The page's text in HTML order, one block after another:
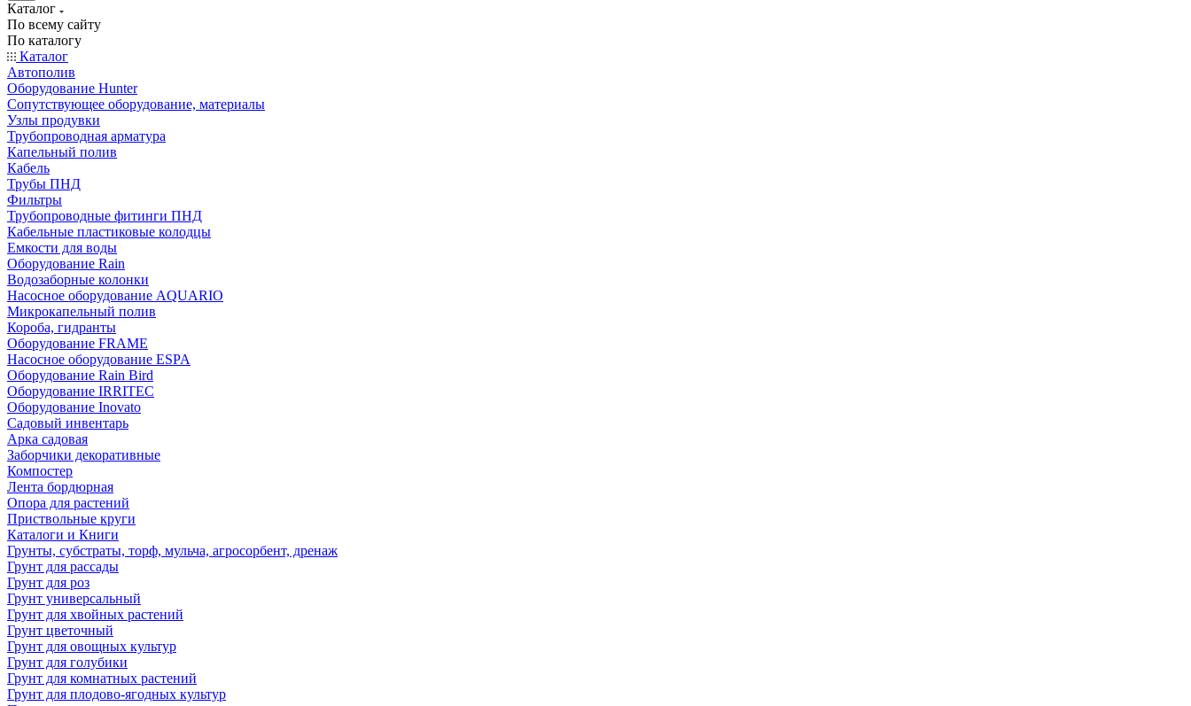
Каталог
По всему сайту
По каталогу
Каталог
Автополив
Оборудование Hunter
Сопутствующее оборудование, материалы
Узлы продувки
Трубопроводная арматура
Капельный полив
Кабель
Трубы ПНД
Фильтры
Трубопроводные фитинги ПНД
Кабельные пластиковые колодцы
Емкости для воды
Оборудование Rain
Водозаборные колонки
Насосное оборудование AQUARIO
Микрокапельный полив
Короба, гидранты
Оборудование FRAME
Насосное оборудование ESPA
Оборудование Rain Bird
Оборудование IRRITEC
Оборудование Inovato
Садовый инвентарь
Арка садовая
Заборчики декоративные
Компостер
Лента бордюрная
Опора для растений
Приствольные круги
Каталоги и Книги
Грунты, субстраты, торф, мульча, агросорбент, дренаж
Грунт для рассады
Грунт для роз
Грунт универсальный
Грунт для хвойных растений
Грунт цветочный
Грунт для овощных культур
Грунт для голубики
Грунт для комнатных растений
Грунт для плодово-ягодных культур